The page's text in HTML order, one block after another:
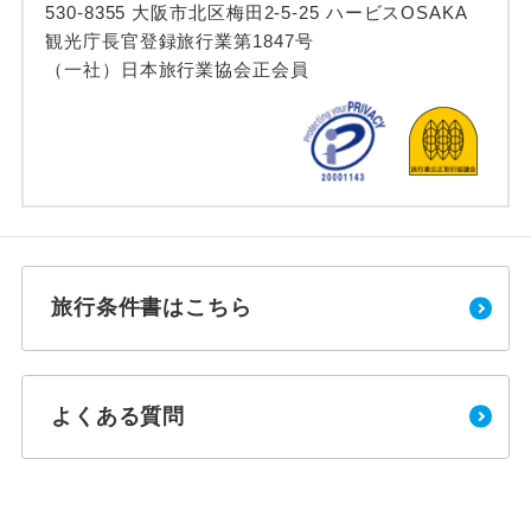
530-8355 大阪市北区梅田2-5-25 ハービスOSAKA
観光庁長官登録旅行業第1847号
（一社）日本旅行業協会正会員
旅行条件書はこちら
よくある質問